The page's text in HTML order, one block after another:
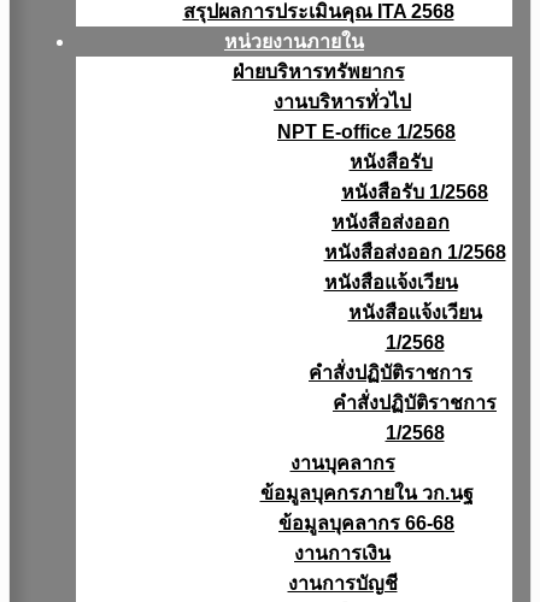
สรุปผลการประเมินคุณ ITA 2568
หน่วยงานภายใน
ฝ่ายบริหารทรัพยากร
งานบริหารทั่วไป
NPT E-office 1/2568
หนังสือรับ
หนังสือรับ 1/2568
หนังสือส่งออก
หนังสือส่งออก 1/2568
หนังสือแจ้งเวียน
หนังสือเเจ้งเวียน
1/2568
คำสั่งปฏิบัติราชการ
คำสั่งปฏิบัติราชการ
1/2568
งานบุคลากร
ข้อมูลบุคกรภายใน วก.นฐ
ข้อมูลบุคลากร 66-68
งานการเงิน
งานการบัญชี